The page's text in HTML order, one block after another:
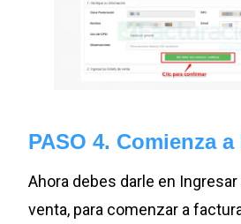
PASO 4. Comienza
Ahora debes darle en
venta, para comenzar a